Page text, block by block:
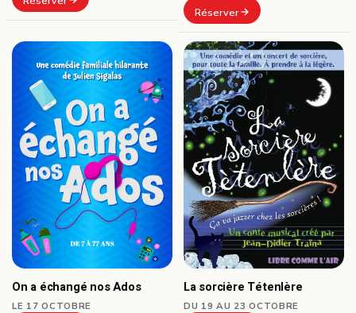
Réserver
On a échangé nos Ados
LE 17 OCTOBRE
La sorcière Tétenlère
DU 19 AU 23 OCTOBRE